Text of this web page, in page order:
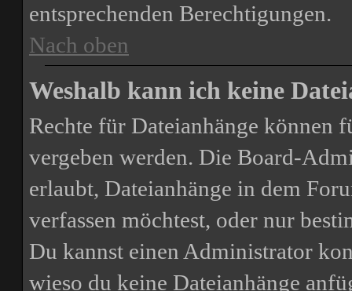
entsprechenden Berechtigungen.
Nach oben
Weshalb kann ich keine
Rechte für Dateianhänge können
vergeben werden. Die Board-
erlaubt, Dateianhänge in dem
verfassen möchtest, oder nur
Du kannst einen Administrator
wieso du keine Dateianhänge